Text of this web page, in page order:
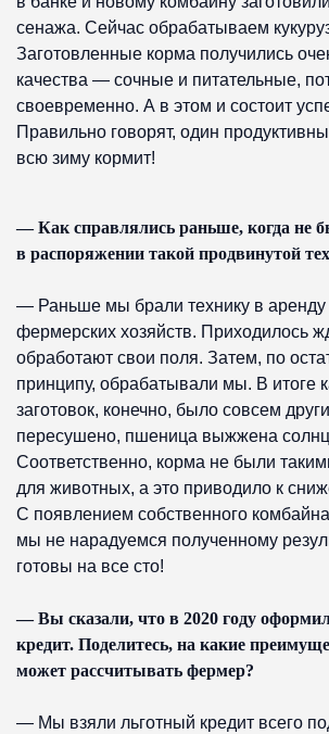
сенажа. Сейчас обрабатываем
Заготовленные корма получились
качества — сочные и питательные,
своевременно. А в этом и состоит
Правильно говорят, один
всю зиму кормит!
— Как справлялись раньше, когда не
в распоряжении такой продвинутой
— Раньше мы брали технику в аренду
фермерских хозяйств. Приходилось
обработают свои поля. Затем, по
принципу, обрабатывали мы. В итоге
заготовок, конечно, было совсем
пересушено, пшеница выжжена
Соответственно, корма не были
для животных, а это приводило к
С появлением собственного комбайна
мы не нарадуемся полученному
готовы на все сто!
— Вы сказали, что в 2020 году
кредит. Поделитесь, на какие
может рассчитывать фермер?
— Мы взяли льготный кредит всего